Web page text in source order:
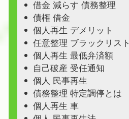
借金 減らす 債務整理
債権 借金
個人再生 デメリット
任意整理 ブラックリスト
個人再生 最低弁済額
自己破産 受任通知
個人 民事再生
債務整理 特定調停とは
個人再生 車